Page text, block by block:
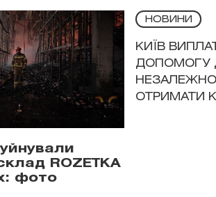
ROZETKA
фото
НОВИНИ
КИЇВ
ДОПОМОГУ
ОТРИМАТИ